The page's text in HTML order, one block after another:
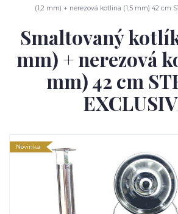
(1,2 mm) + nerezová kotlina (1,5 mm) 42 cm
Smaltovaný kotlík
mm) + nerezová
mm) 42 cm
Novinka